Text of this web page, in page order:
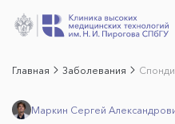
Главная Заболевания
Маркин Сергей